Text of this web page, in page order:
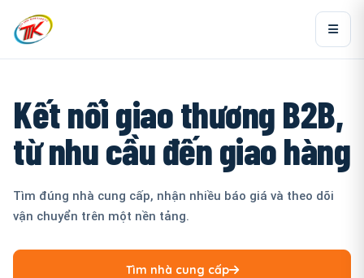
Kết nối giao thương B2B,
từ nhu cầu đến giao hàng
Tìm đúng nhà cung cấp, nhận nhiều báo giá và theo dõi
vận chuyển trên một nền tảng.
Tìm nhà cung cấp